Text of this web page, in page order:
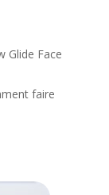
Glide Face
faire